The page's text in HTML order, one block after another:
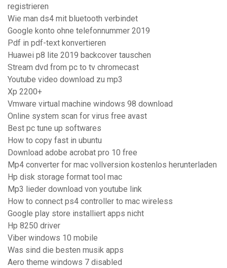
registrieren
Wie man ds4 mit bluetooth verbindet
Google konto ohne telefonnummer 2019
Pdf in pdf-text konvertieren
Huawei p8 lite 2019 backcover tauschen
Stream dvd from pc to tv chromecast
Youtube video download zu mp3
Xp 2200+
Vmware virtual machine windows 98 download
Online system scan for virus free avast
Best pc tune up softwares
How to copy fast in ubuntu
Download adobe acrobat pro 10 free
Mp4 converter for mac vollversion kostenlos herunterladen
Hp disk storage format tool mac
Mp3 lieder download von youtube link
How to connect ps4 controller to mac wireless
Google play store installiert apps nicht
Hp 8250 driver
Viber windows 10 mobile
Was sind die besten musik apps
Aero theme windows 7 disabled